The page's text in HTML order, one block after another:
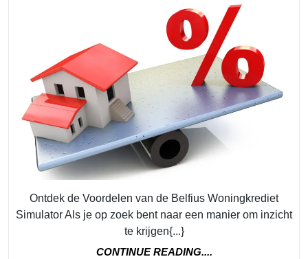
met
de
Ontdek de Voordelen van de Belfius Woningkrediet
Simulator Als je op zoek bent naar een manier om inzicht
te krijgen{...}
CONTINUE READING....